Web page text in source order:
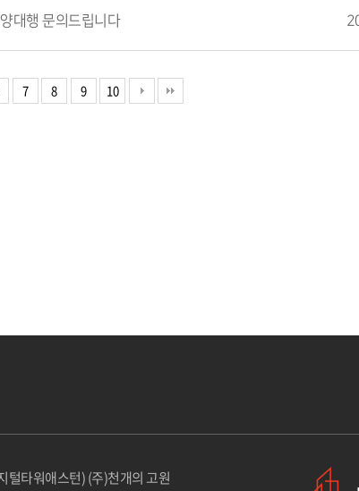
대행 문의드립니다
7 8 9 10
타워애스턴) (주)천개의 고원